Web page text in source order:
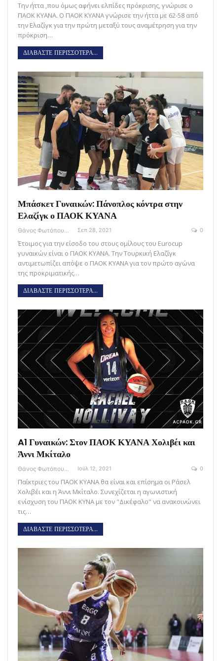
Την ήττα ,που όμως αφήνει ελπίδες πρόκρισης, γνώρισε ο
ΠΑΟΚ ΚΥΑΝΑ. Ο ΠΑΟΚ ΚΥΑΝΑ γνώρισε την ήττα με 62-58 από
την Ελαζίγκ για την πρώτη μεταξύ τους αναμέτρηση για την
πρόκριση…
ΔΙΑΒΑΣΤΕ ΠΕΡΙΣΣΟΤΕΡΑ...
Μπάσκετ Γυναικών: Πάνοπλος κόντρα στην
Ελαζίγκ ο ΠΑΟΚ ΚΥΑΝΑ
Θάνος Φωτόπουλος Σεπ 28, 2021 0
Έτοιμος για την είσοδο του στους ομίλους του Eurocup
γυναικών είναι ο ΠΑΟΚ ΚΥΑΝΑ. Την Τουρκική Ελαζίγκ
αντιμετωπίζει απόψε ο ΠΑΟΚ ΚΥΑΝΑ για τον πρώτο αγώνα
της προκριματικής…
ΔΙΑΒΑΣΤΕ ΠΕΡΙΣΣΟΤΕΡΑ...
A1 Γυναικών: Στον ΠΑΟΚ ΚΥΑΝΑ Χολιβέι και
Άννι Μκίταλο
Θάνος Φωτόπουλος Ιούλ 12, 2021 0
Παίκτριες του ΠΑΟΚ ΚΥΑΝΑ θα είναι και επίσημα οι Ράσελ
Χολιβέι και η Άννι Μκίταλο. Συνεχίζεται η αγωνιστική
ενίσχυση του ΠΑΟΚ ΚΥΝΑ με τον "Δικέφαλο" να ανακοινώνει
τις…
ΔΙΑΒΑΣΤΕ ΠΕΡΙΣΣΟΤΕΡΑ...